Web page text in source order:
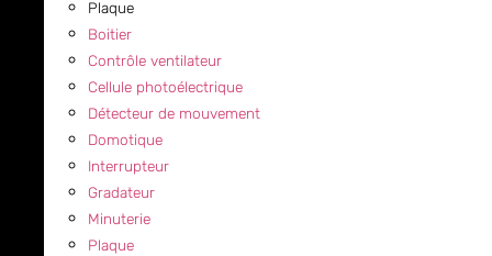
Plaque
Boitier
Contrôle ventilateur
Cellule photoélectrique
Détecteur de mouvement
Domotique
Interrupteur
Gradateur
Minuterie
Plaque